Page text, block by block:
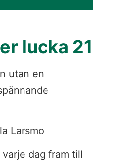
lucka 21
utan en
Larsmo
dag fram till